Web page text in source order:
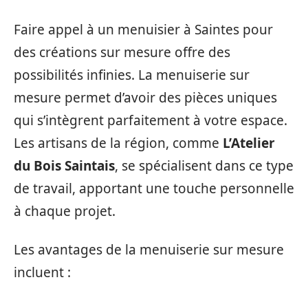
Faire appel à un menuisier à Saintes pour
des créations sur mesure offre des
possibilités infinies. La menuiserie sur
mesure permet d’avoir des pièces uniques
qui s’intègrent parfaitement à votre espace.
Les artisans de la région, comme L’Atelier
du Bois Saintais, se spécialisent dans ce type
de travail, apportant une touche personnelle
à chaque projet.
Les avantages de la menuiserie sur mesure
incluent :